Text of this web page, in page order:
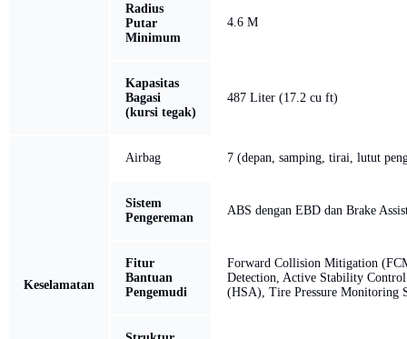
Radius
Putar
Minimum
4.6 M
Kapasitas
Bagasi
(kursi tegak)
487 Liter (17.2 cu ft)
Keselamatan
Airbag 7 (depan, samping, tirai, lutut
Sistem
Pengereman
ABS dengan EBD dan Brake
Fitur
Bantuan
Pengemudi
Forward Collision Mitigation
Detection, Active Stability
(HSA), Tire Pressure Monitoring